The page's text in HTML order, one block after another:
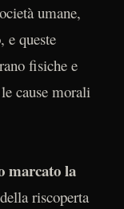
umane,
e queste
fisiche e
cause morali
marcato la
riscoperta